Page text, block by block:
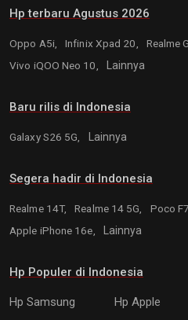
Hp terbaru Agustus 2026
Oppo A5i, Infinix Xpad 20, Realme
Vivo iQOO Neo 10,
Lainnya
Baru rilis di Indonesia
Galaxy S26 5G, Lainnya
Segera hadir di Indonesia
Realme 14T, Realme 14 5G, Poco
Apple iPhone 16e,
Lainnya
Hp Populer di Indonesia
Hp Samsung Hp Apple